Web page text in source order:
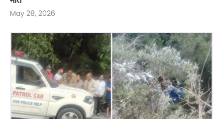
May 28, 2026